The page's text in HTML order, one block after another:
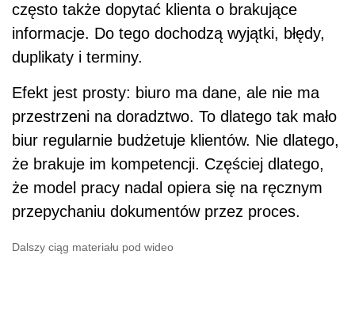
często także dopytać klienta o brakujące
informacje. Do tego dochodzą wyjątki, błędy,
duplikaty i terminy.
Efekt jest prosty: biuro ma dane, ale nie ma
przestrzeni na doradztwo. To dlatego tak mało
biur regularnie budżetuje klientów. Nie dlatego,
że brakuje im kompetencji. Częściej dlatego,
że model pracy nadal opiera się na ręcznym
przepychaniu dokumentów przez proces.
Dalszy ciąg materiału pod wideo